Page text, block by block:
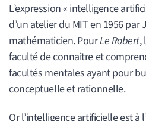
L’expression « intelligence
d’un atelier du MIT en 1956 par
mathématicien. PourLe Robert,
faculté de connaitre et
facultés mentales ayant pour
conceptuelle et rationnelle.
Or l’intelligence artificielle est à